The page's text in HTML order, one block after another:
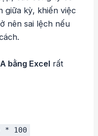
giữa kỳ, khiến việc
nên sai lệch nếu
bằng Excel rất
* 100